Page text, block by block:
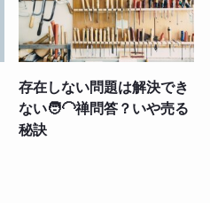
存在しない問題は解決でき
ない🧑‍🦲禅問答？いや売る
秘訣